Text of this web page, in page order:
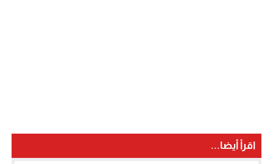
اقرأ أيضا...